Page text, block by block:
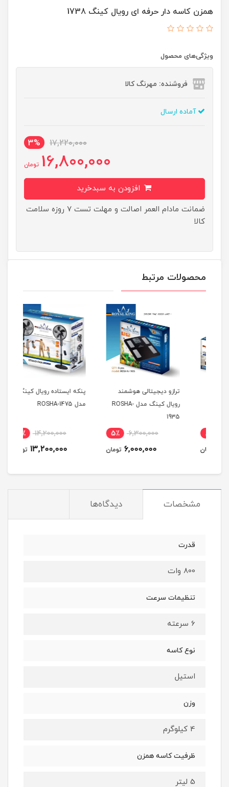
همزن کاسه دار حرفه ای رویال کینگ 1738
ویژگی‌های محصول
فروشنده: مهرنگ کالا
آماده ارسال
17,220,000
3%
16,800,000 تومان
ضمانت مادام العمر اصالت و مهلت تست ۷ روزه سلامت
کالا
محصولات مرتبط
ترازو دیجیتالی هوشمند
رویال کینگ مدل ROSHA-
6,300,000 5٪
6,000,000 تومان
پنکه ایستاده رویال کینگ
14,200,000 8٪
13,200,000 تومان
مشخصات دیدگاه‌ها
قدرت
800 وات
تنظیمات سرعت
6 سرعته
نوع کاسه
استیل
وزن
4 کیلوگرم
ظرفیت کاسه همزن
5 لیتر